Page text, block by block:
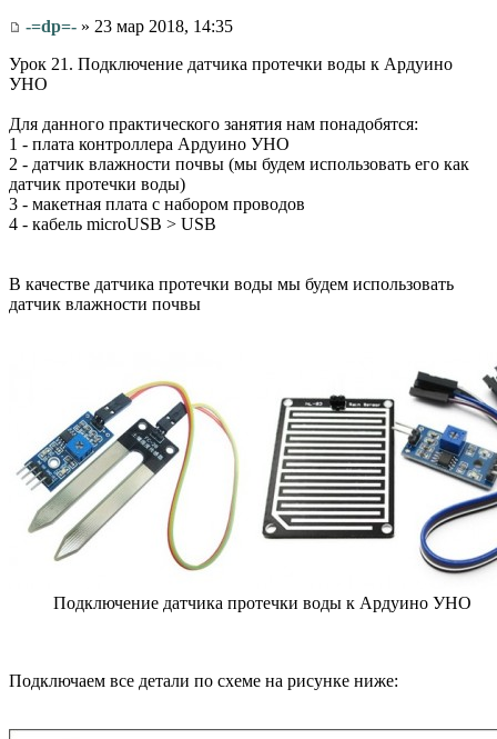
-=dp=- » 23 мар 2018, 14:35
Урок 21. Подключение датчика протечки воды к Ардуино
УНО
Для данного практического занятия нам понадобятся:
1 - плата контроллера Ардуино УНО
2 - датчик влажности почвы (мы будем использовать его как
датчик протечки воды)
3 - макетная плата с набором проводов
4 - кабель microUSB > USB
В качестве датчика протечки воды мы будем использовать
датчик влажности почвы
Подключение датчика протечки воды к Ардуино УНО
Подключаем все детали по схеме на рисунке ниже: